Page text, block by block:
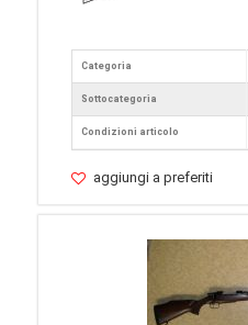
Categoria
Sottocategoria
Condizioni articolo
aggiungi a preferiti